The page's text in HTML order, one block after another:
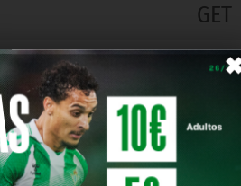
×
GET
GK
GK
Jorge Benito